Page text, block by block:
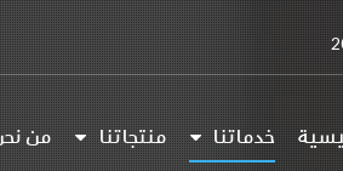
خدماتنا منتجاتنا من